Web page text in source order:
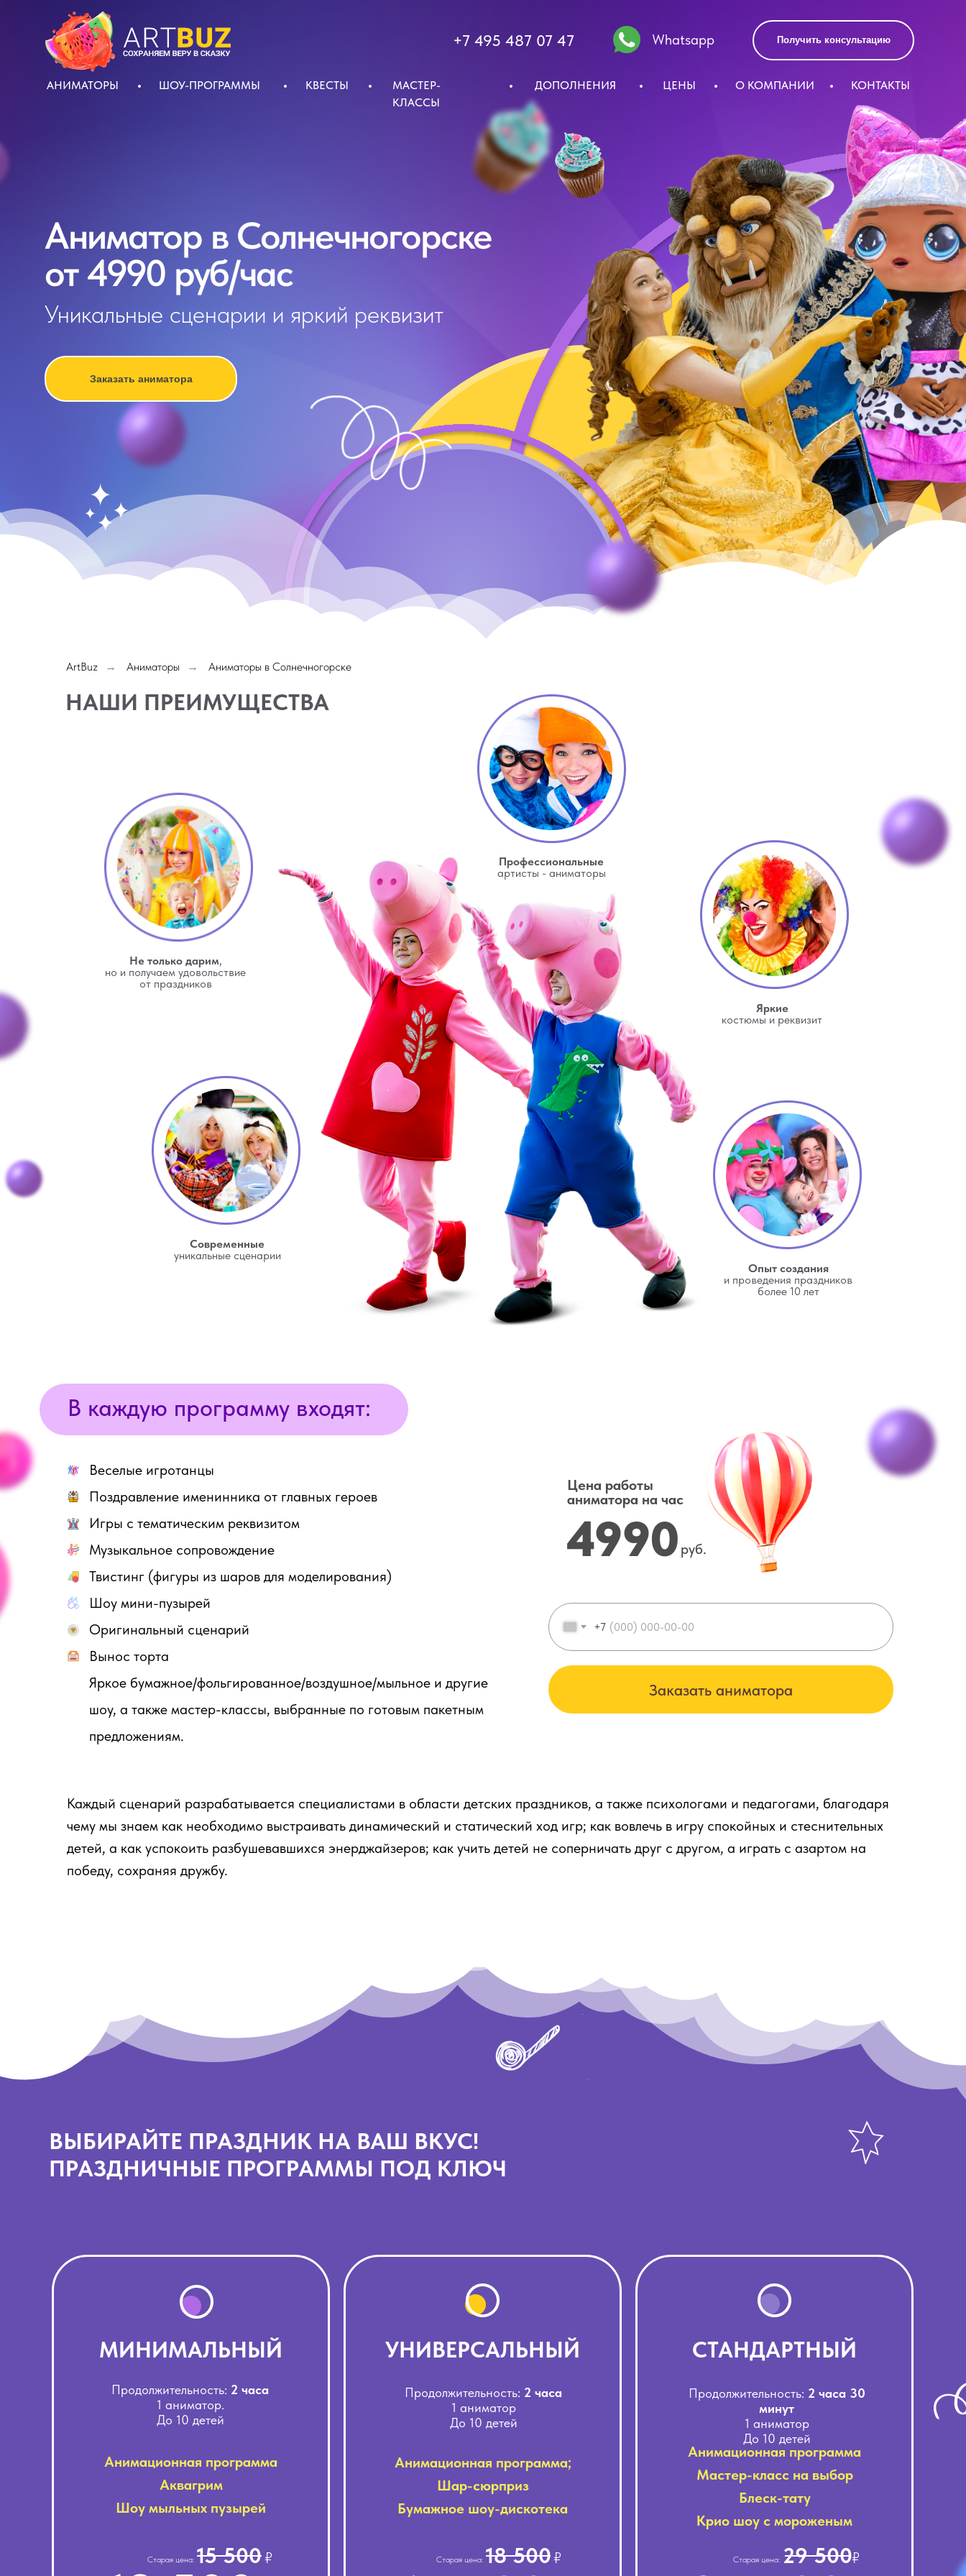
Аниматор в Солнечногорске
от 4990 руб/час
Заказать аниматора
Получить консультацию
+7 495 487 07 47
АНИМАТОРЫ ШОУ-ПРОГРАММЫ КВЕСТЫ
МАСТЕР-
КЛАССЫ
ДОПОЛНЕНИЯ ЦЕНЫ КОНТАКТЫ
Whatsapp
О КОМПАНИИ
Уникальные сценарии и яркий реквизит
ArtBuz → Аниматоры → Аниматоры в Солнечногорске
Не только дарим,
но и получаем удовольствие
от праздников
Современные
уникальные сценарии
Профессиональные
артисты - аниматоры
Яркие
костюмы и реквизит
Опыт создания
и проведения праздников
более 10 лет
НАШИ ПРЕИМУЩЕСТВА
Цена работы
аниматора на час
4990 руб.
+7
Заказать аниматора
Каждый сценарий разрабатывается специалистами в области детских праздников, а также психологами и педагогами, благодаря
чему мы знаем как необходимо выстраивать динамический и статический ход игр; как вовлечь в игру спокойных и стеснительных
детей, а как успокоить разбушевавшихся энерджайзеров; как учить детей не соперничать друг с другом, а играть с азартом на
победу, сохраняя дружбу.
Веселые игротанцы
Поздравление именинника от главных героев
Игры с тематическим реквизитом
Музыкальное сопровождение
Твистинг (фигуры из шаров для моделирования)
Шоу мини-пузырей
Оригинальный сценарий
Вынос торта
Яркое бумажное/фольгированное/воздушное/мыльное и другие
шоу, а также мастер-классы, выбранные по готовым пакетным
предложениям.
В каждую программу входят:
ВЫБИРАЙТЕ ПРАЗДНИК НА ВАШ ВКУС!
ПРАЗДНИЧНЫЕ ПРОГРАММЫ ПОД КЛЮЧ
29 500₽
Старая цена:
18 500₽
Старая цена:
15 500₽
Старая цена:
Продолжительность: 2 часа
1 аниматор.
До 10 детей
Анимационная программа
Аквагрим
Шоу мыльных пузырей
МИНИМАЛЬНЫЙ УНИВЕРСАЛЬНЫЙ
Продолжительность: 2 часа
1 аниматор
До 10 детей
Анимационная программа;
Шар-сюрприз
Бумажное шоу-дискотека
СТАНДАРТНЫЙ
Продолжительность: 2 часа 30
минут
1 аниматор
До 10 детей
Анимационная программа
Мастер-класс на выбор
Блеск-тату
Крио шоу с мороженым